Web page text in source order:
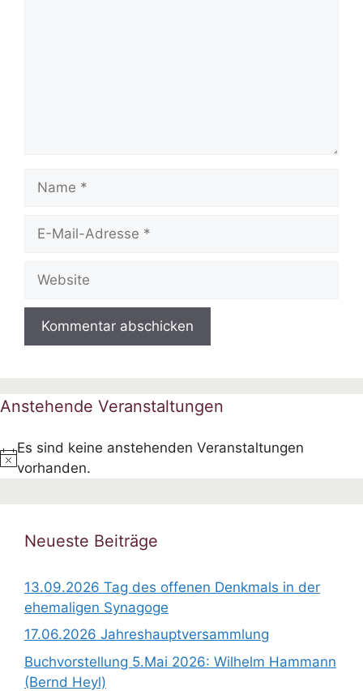
Mail-
Anstehende Veranstaltungen
H
n
Es sind keine anstehenden Veranstaltungen
vorhanden.
Neueste Beiträge
13.09.2026 Tag des offenen Denkmals in der
ehemaligen Synagoge
17.06.2026 Jahreshauptversammlung
Buchvorstellung 5.Mai 2026: Wilhelm Hammann
(Bernd Heyl)